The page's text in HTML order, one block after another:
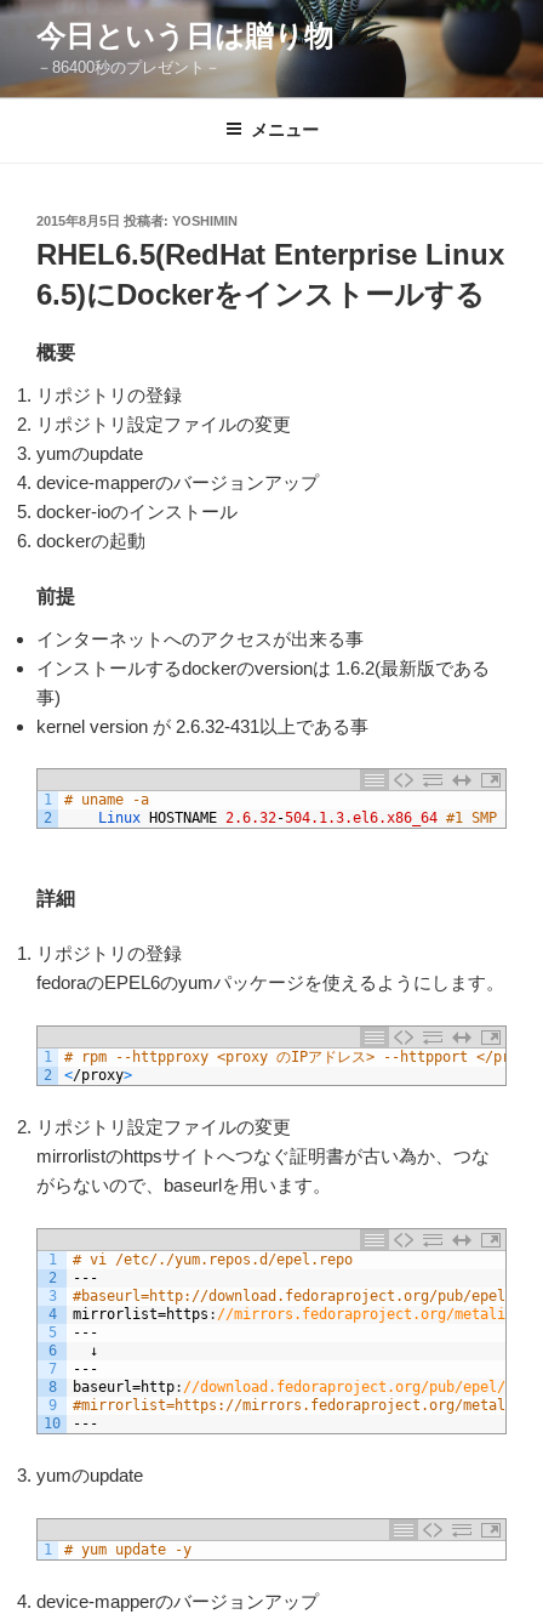
コ
ン
今日という日は贈り物
－86400秒のプレゼント－
メニュー
投
稿
日:
2015年8月5日 投稿者: YOSHIMIN
RHEL6.5(RedHat Enterprise Linux
6.5)にDockerをインストールする
概要
リポジトリの登録
リポジトリ設定ファイルの変更
yumのupdate
device-mapperのバージョンアップ
docker-ioのインストール
dockerの起動
前提
インターネットへのアクセスが出来る事
インストールするdockerのversionは 1.6.2(最新版である
事)
kernel version が 2.6.32-431以上である事
1
2
# uname -a
Linux
HOSTNAME 2.6.32-504.1.3.el6.x86_64 #1 SMP Fri
詳細
リポジトリの登録
fedoraのEPEL6のyumパッケージを使えるようにします。
1
2
# rpm --httpproxy <proxy のIPアドレス> --httpport </
</proxy>
リポジトリ設定ファイルの変更
mirrorlistのhttpsサイトへつなぐ証明書が古い為か、つな
がらないので、baseurlを用います。
1
2
3
4
5
6
7
8
9
10
# vi /etc/./yum.repos.d/epel.repo
---
#baseurl=http://download.fedoraproject.org/pub/epel/6/
mirrorlist=https : //mirrors.fedoraproject.org/
---
↓
---
baseurl=http: //download.fedoraproject.org/pub/epel/6/
#mirrorlist=https://mirrors.fedoraproject.org/
---
yumのupdate
1 # yum update -y
device-mapperのバージョンアップ